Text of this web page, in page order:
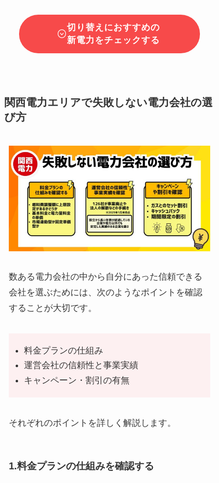
切り替えにおすすめの
新電力をチェックする
関西電力エリアで失敗しない電力会社の選
び方
数ある電力会社の中から自分にあった信頼できる
会社を選ぶためには、次のようなポイントを確認
することが大切です。
料金プランの仕組み
運営会社の信頼性と事業実績
キャンペーン・割引の有無
それぞれのポイントを詳しく解説します。
1.料金プランの仕組みを確認する